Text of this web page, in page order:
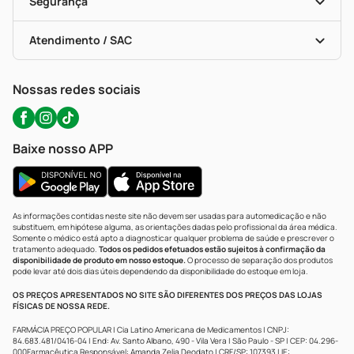
Troca E Devolução
Bulas De A A Z
Políticas De Marketplace
Testes Rápidos
Autoteste Covid-19
Certificado De Segurança
Portal Da Privacidade
Atendimento / SAC
WhatsApp (47) 9202-1687
Nossas redes sociais
Baixe nosso APP
As informações contidas neste site não devem ser usadas para automedicação e não
substituem, em hipótese alguma, as orientações dadas pelo profissional da área médica.
Somente o médico está apto a diagnosticar qualquer problema de saúde e prescrever o
tratamento adequado. Todos os pedidos efetuados estão sujeitos à confirmação da
disponibilidade de produto em nosso estoque.O processo de separação dos produtos
pode levar até dois dias úteis dependendo da disponibilidade do estoque em loja.
OS PREÇOS APRESENTADOS NO SITE SÃO DIFERENTES DOS PREÇOS DAS LOJAS
FÍSICAS DE NOSSA REDE.
FARMÁCIA PREÇO POPULAR | Cia Latino Americana de Medicamentos | CNPJ:
84.683.481/0416-04 | End: Av. Santo Albano, 490 - Vila Vera | São Paulo - SP | CEP: 04.296-
000Farmacêutica Responsável: Amanda Zelia Deodato | CRF/SP: 107393 | IE: